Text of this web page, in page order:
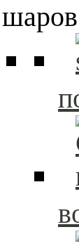
шаров